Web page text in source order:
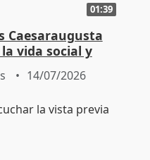
01:39
Caesaraugusta
vida social y
ro
14/07/2026